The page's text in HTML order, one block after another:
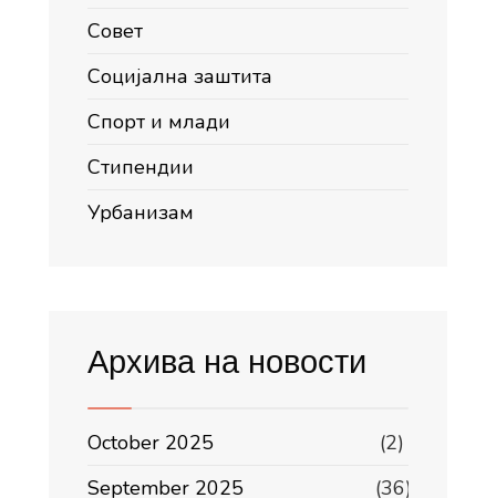
Совет
Социјална заштита
Спорт и млади
Стипендии
Урбанизам
Архива на новости
October 2025
(2)
September 2025
(36)